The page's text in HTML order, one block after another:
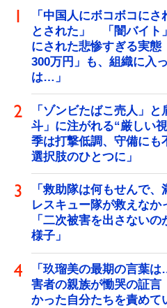
「中国人にボコボコに
とされた」 「闇バイト
にされた悲惨すぎる実
300万円」も、組織に入
は…」
「ゾンビたばこ売人」
斗」に注がれる“厳しい
季は打撃低調、守備に
選択肢のひとつに」
「救助隊は何もせんで、
レスキュー隊が救えな
「二次被害を出さない
様子」
「玖瑠美の最期の言葉
害者の親族が慟哭の証
かった自分たちを責め